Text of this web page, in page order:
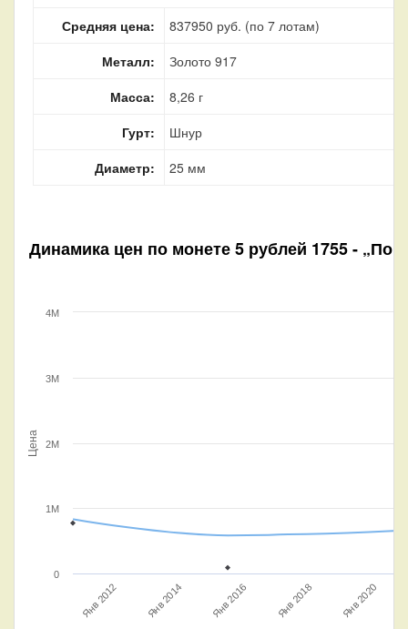
Средняя цена:
837950 руб. (по 7 лотам)
Металл:
Золото 917
Масса:
8,26 г
Гурт:
Шнур
Диаметр:
25 мм
Динамика цен по монете5 рублей 1755 -
Цена
Янв 2012 Янв 2014 Янв 2016 Янв 2018 Янв 2020
0
1M
2M
3M
4M